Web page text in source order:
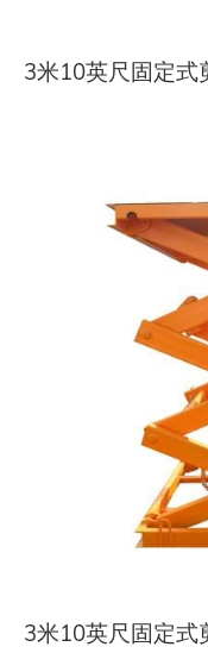
3米10英尺固定式
3米10英尺固定式